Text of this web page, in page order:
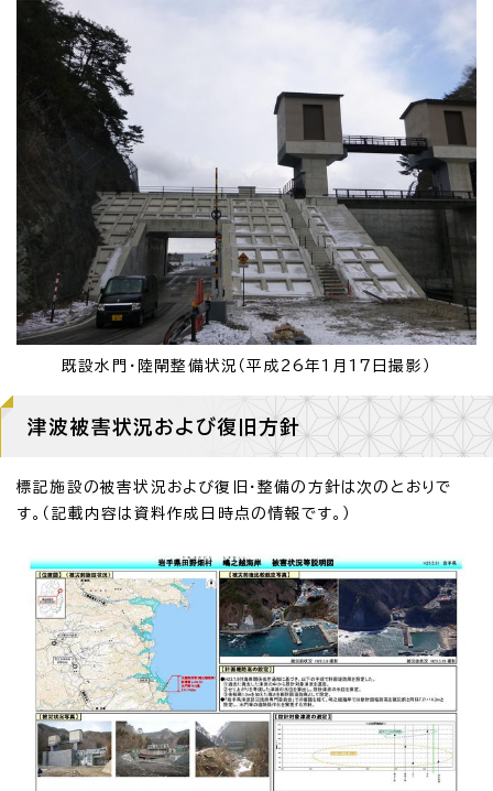
既設水門・陸閘整備状況（平成26年1月17日撮影）
津波被害状況および復旧方針
標記施設の被害状況および復旧・整備の方針は次のとおりで
す。（記載内容は資料作成日時点の情報です。）